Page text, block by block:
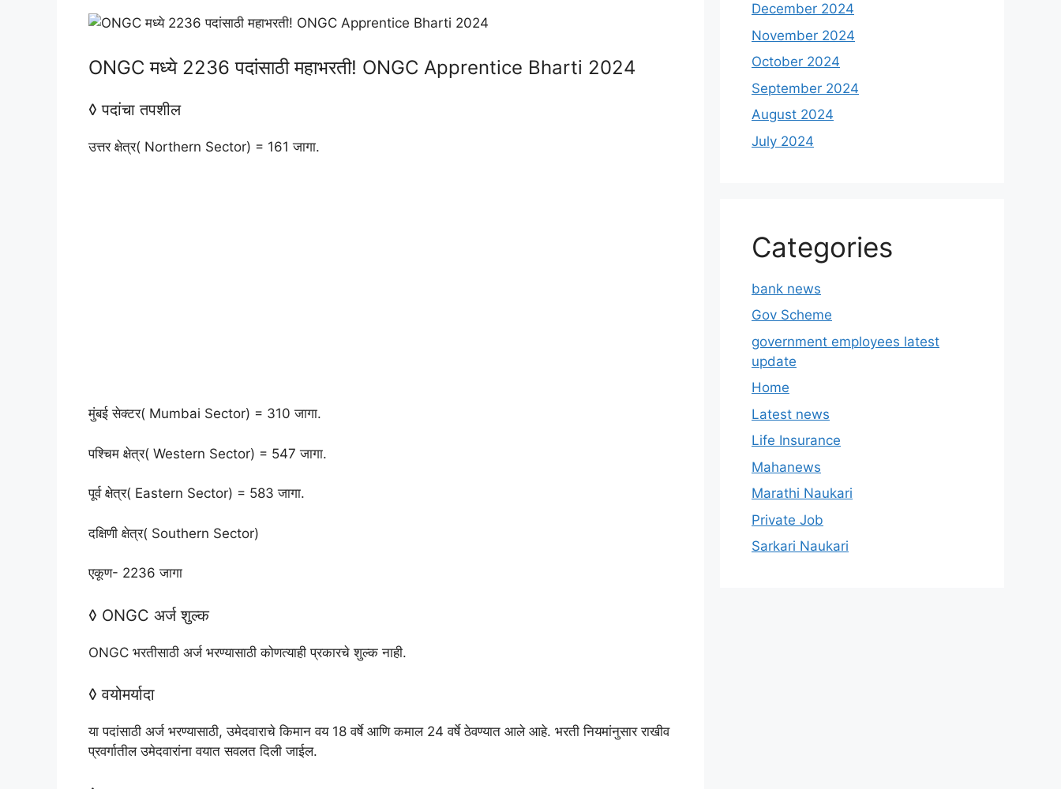
ONGC मध्ये 2236 पदांसाठी महाभरती! ONGC Apprentice Bharti 2024
◊ पदांचा तपशील
उत्तर क्षेत्र( Northern Sector) = 161 जागा.
मुंबई सेक्टर( Mumbai Sector) = 310 जागा.
पश्चिम क्षेत्र( Western Sector) = 547 जागा.
पूर्व क्षेत्र( Eastern Sector) = 583 जागा.
दक्षिणी क्षेत्र( Southern Sector)
एकूण- 2236 जागा
◊ ONGC अर्ज शुल्क
ONGC भरतीसाठी अर्ज भरण्यासाठी कोणत्याही प्रकारचे शुल्क नाही.
◊ वयोमर्यादा
या पदांसाठी अर्ज भरण्यासाठी, उमेदवाराचे किमान वय 18 वर्षे आणि कमाल 24 वर्षे ठेवण्यात आले आहे. भरती नियमांनुसार राखीव
प्रवर्गातील उमेदवारांना वयात सवलत दिली जाईल.
December 2024
November 2024
October 2024
September 2024
August 2024
July 2024
Categories
bank news
Gov Scheme
government employees latest
update
Home
Latest news
Life Insurance
Mahanews
Marathi Naukari
Private Job
Sarkari Naukari